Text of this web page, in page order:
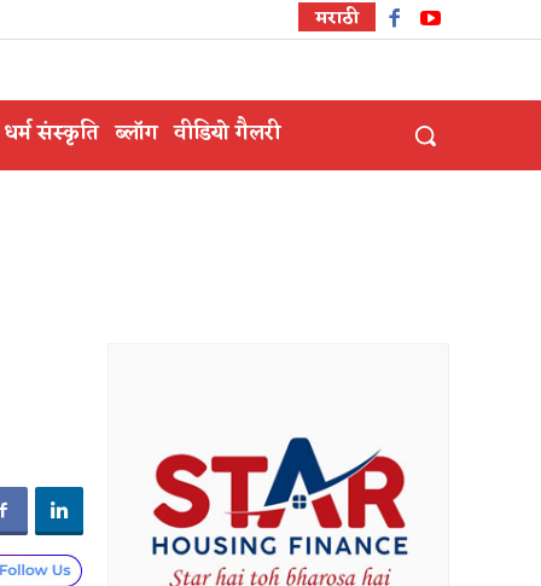
मराठी
धर्म संस्कृति ब्लॉग वीडियो गैलरी